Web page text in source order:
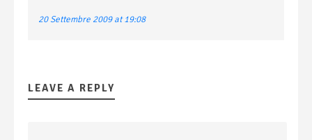
20 Settembre 2009 at 19:08
LEAVE A REPLY